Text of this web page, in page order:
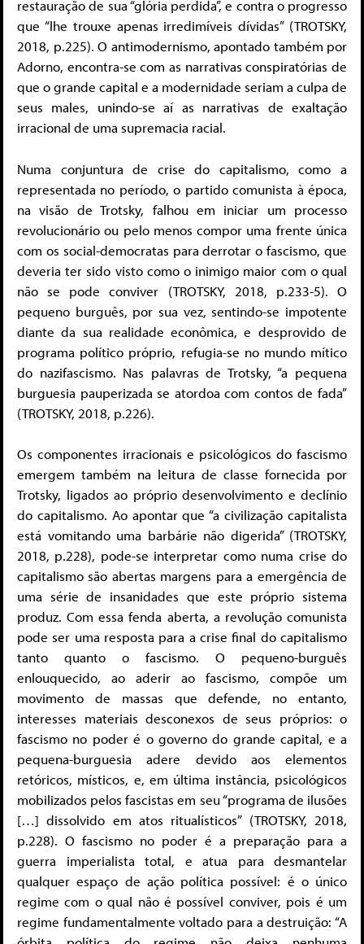
restauração de sua “glória perdida”, e contra o progresso
que “lhe trouxe apenas irredimíveis dívidas” (TROTSKY,
2018, p.225). O antimodernismo, apontado também por
Adorno, encontra-se com as narrativas conspiratórias de
que o grande capital e a modernidade seriam a culpa de
seus males, unindo-se aí as narrativas de exaltação
irracional de uma supremacia racial.
Numa conjuntura de crise do capitalismo, como a
representada no período, o partido comunista à época,
na visão de Trotsky, falhou em iniciar um processo
revolucionário ou pelo menos compor uma frente única
com os social-democratas para derrotar o fascismo, que
deveria ter sido visto como o inimigo maior com o qual
não se pode conviver (TROTSKY, 2018, p.233-5). O
pequeno burguês, por sua vez, sentindo-se impotente
diante da sua realidade econômica, e desprovido de
programa político próprio, refugia-se no mundo mítico
do nazifascismo. Nas palavras de Trotsky, “a pequena
burguesia pauperizada se atordoa com contos de fada”
(TROTSKY, 2018, p.226).
Os componentes irracionais e psicológicos do fascismo
emergem também na leitura de classe fornecida por
Trotsky, ligados ao próprio desenvolvimento e declínio
do capitalismo. Ao apontar que “a civilização capitalista
está vomitando uma barbárie não digerida” (TROTSKY,
2018, p.228), pode-se interpretar como numa crise do
capitalismo são abertas margens para a emergência de
uma série de insanidades que este próprio sistema
produz. Com essa fenda aberta, a revolução comunista
pode ser uma resposta para a crise final do capitalismo
tanto quanto o fascismo. O pequeno-burguês
enlouquecido, ao aderir ao fascismo, compõe um
movimento de massas que defende, no entanto,
interesses materiais desconexos de seus próprios: o
fascismo no poder é o governo do grande capital, e a
pequena-burguesia adere devido aos elementos
retóricos, místicos, e, em última instância, psicológicos
mobilizados pelos fascistas em seu “programa de ilusões
[…] dissolvido em atos ritualísticos” (TROTSKY, 2018,
p.228). O fascismo no poder é a preparação para a
guerra imperialista total, e atua para desmantelar
qualquer espaço de ação política possível: é o único
regime com o qual não é possível conviver, pois é um
regime fundamentalmente voltado para a destruição: “A